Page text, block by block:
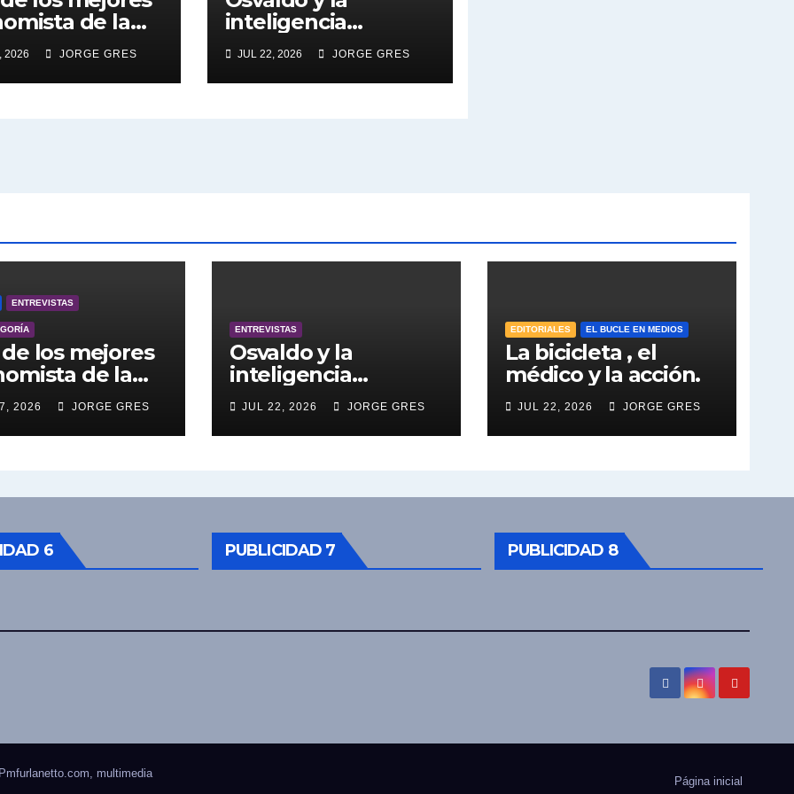
de la
engalana
Gustavo
en vivo
2026 JORGE GRES
inteligencia
artificial.
JUL 22, 2026 JORGE GRES
ENTREVISTAS
los mejores
de la
engalana
Gustavo
en vivo
2026 JORGE GRES
ENTREVISTAS
Osvaldo y la
inteligencia
artificial.
JUL 22, 2026 JORGE GRES
EDITORIALES EL BUCLE EN MEDIOS
La bicicleta , el
médico y la acción.
JUL 22, 2026 JORGE GRES
6 PUBLICIDAD 7 PUBLICIDAD 8
Pmfurlanetto.com, multimedia
Página inicial